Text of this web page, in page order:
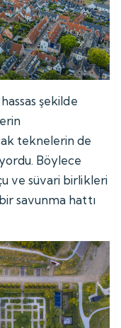
şekilde
teknelerin de
Böylece
ve süvari birlikleri
savunma hattı